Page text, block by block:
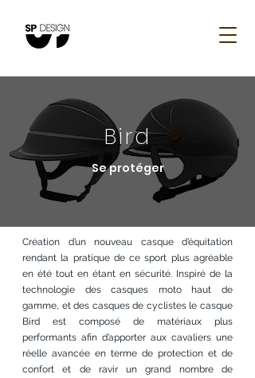
Bird
Se protéger
Création d’un nouveau casque d’équitation
rendant la pratique de ce sport plus agréable
en été tout en étant en sécurité. Inspiré de la
technologie des casques moto haut de
gamme, et des casques de cyclistes le casque
Bird est composé de matériaux plus
performants afin d’apporter aux cavaliers une
réelle avancée en terme de protection et de
confort et de ravir un grand nombre de